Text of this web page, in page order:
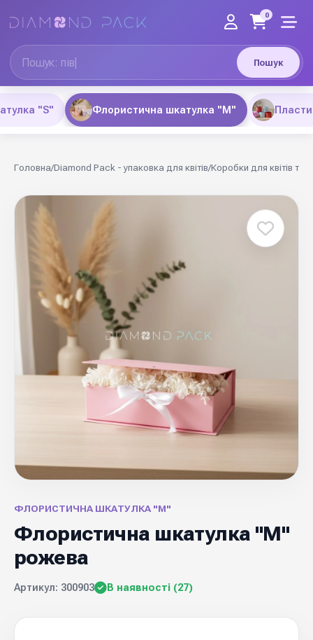
Пошук
0
"S" Флористична шкатулка "М"
Головна/Diamond Pack - упаковка для квітів/Коробки для квітів та
ФЛОРИСТИЧНА ШКАТУЛКА "М"
Флористична шкатулка "М"
рожева
Артикул: 300903 В наявності (27)